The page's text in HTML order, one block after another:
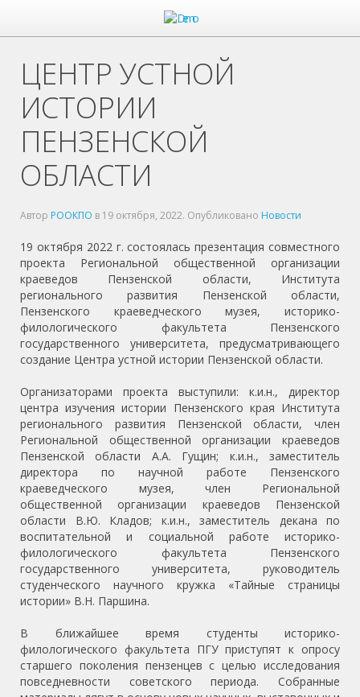
ЦЕНТР УСТНОЙ
ИСТОРИИ
ПЕНЗЕНСКОЙ
ОБЛАСТИ
Автор РООКПО в 19 октября, 2022. Опубликовано Новости
19 октября 2022 г. состоялась презентация совместного
проекта Региональной общественной организации
краеведов Пензенской области, Института
регионального развития Пензенской области,
Пензенского краеведческого музея, историко-
филологического факультета Пензенского
государственного университета, предусматривающего
создание Центра устной истории Пензенской области.
Организаторами проекта выступили: к.и.н., директор
центра изучения истории Пензенского края Института
регионального развития Пензенской области, член
Региональной общественной организации краеведов
Пензенской области А.А. Гущин; к.и.н., заместитель
директора по научной работе Пензенского
краеведческого музея, член Региональной
общественной организации краеведов Пензенской
области В.Ю. Кладов; к.и.н., заместитель декана по
воспитательной и социальной работе историко-
филологического факультета Пензенского
государственного университета, руководитель
студенческого научного кружка «Тайные страницы
истории» В.Н. Паршина.
В ближайшее время студенты историко-
филологического факультета ПГУ приступят к опросу
старшего поколения пензенцев с целью исследования
повседневности советского периода. Собранные